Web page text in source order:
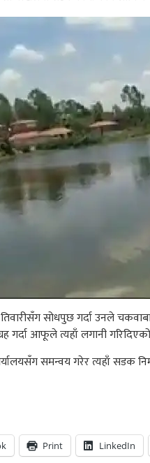
सोधपुछ गर्दा उनले
गर्दा आफूले त्यहाँ लगानी
समन्वय गरेर त्यहाँ सडक
Print LinkedIn